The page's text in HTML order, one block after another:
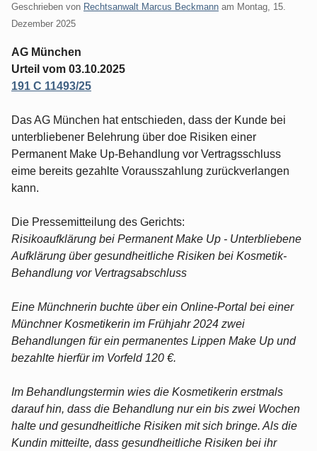
Geschrieben von Rechtsanwalt Marcus Beckmann am Montag, 15.
Dezember 2025
AG München
Urteil vom 03.10.2025
191 C 11493/25
Das AG München hat entschieden, dass der Kunde bei
unterbliebener Belehrung über doe Risiken einer
Permanent Make Up-Behandlung vor Vertragsschluss
eime bereits gezahlte Vorausszahlung zurückverlangen
kann.
Die Pressemitteilung des Gerichts:
Risikoaufklärung bei Permanent Make Up - Unterbliebene
Aufklärung über gesundheitliche Risiken bei Kosmetik-
Behandlung vor Vertragsabschluss
Eine Münchnerin buchte über ein Online-Portal bei einer
Münchner Kosmetikerin im Frühjahr 2024 zwei
Behandlungen für ein permanentes Lippen Make Up und
bezahlte hierfür im Vorfeld 120 €.
Im Behandlungstermin wies die Kosmetikerin erstmals
darauf hin, dass die Behandlung nur ein bis zwei Wochen
halte und gesundheitliche Risiken mit sich bringe. Als die
Kundin mitteilte, dass gesundheitliche Risiken bei ihr